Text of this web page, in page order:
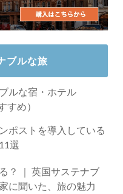
ブルな旅
ルな宿・ホテル
すめ）
ポストを導入している
選
ナブ
に聞いた、旅の魅力